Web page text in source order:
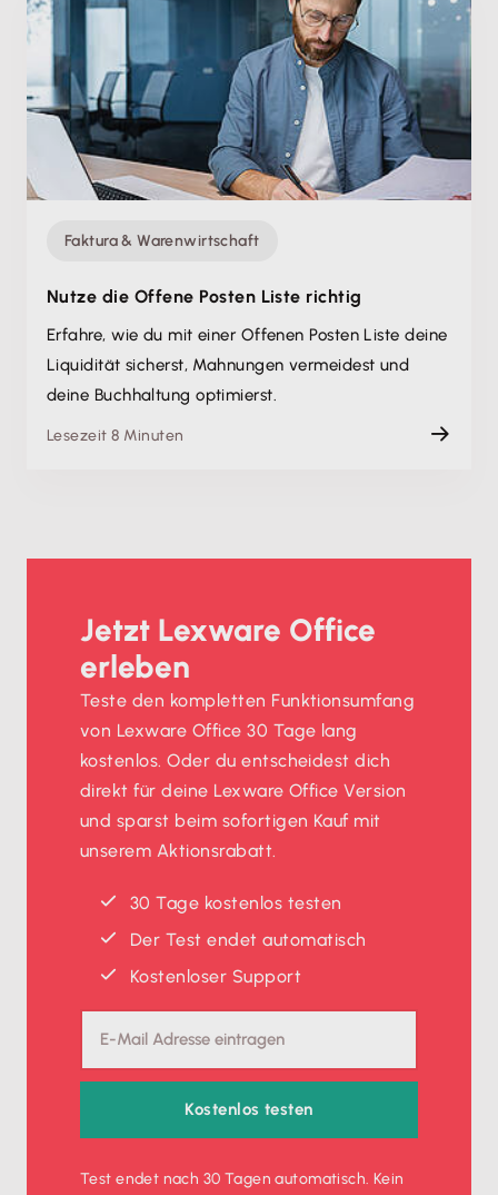
Faktura & Warenwirtschaft
Nutze die Offene Posten Liste richtig
Erfahre, wie du mit einer Offenen Posten Liste deine
Liquidität sicherst, Mahnungen vermeidest und
deine Buchhaltung optimierst.
Lesezeit 8 Minuten
Jetzt Lexware Office
erleben
Teste den kompletten Funktionsumfang
von Lexware Office 30 Tage lang
kostenlos. Oder du entscheidest dich
direkt für deine Lexware Office Version
und sparst beim sofortigen Kauf mit
unserem Aktionsrabatt.
30 Tage kostenlos testen
Der Test endet automatisch
Kostenloser Support
Kostenlos testen
Test endet nach 30 Tagen automatisch. Kein